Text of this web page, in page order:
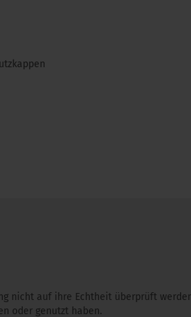
nicht auf ihre Echtheit überprüft
oder genutzt haben.